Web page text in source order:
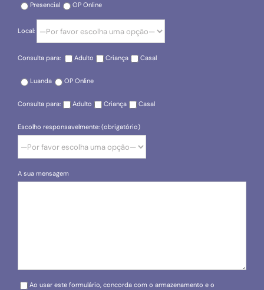
Presencial OP Online
Local:
Consulta para: Adulto Criança Casal
Luanda OP Online
Consulta para: Adulto Criança Casal
Escolho responsavelmente: (obrigatório)
A sua mensagem
Please leave this field empty.
Ao usar este formulário, concorda com o armazenamento e o